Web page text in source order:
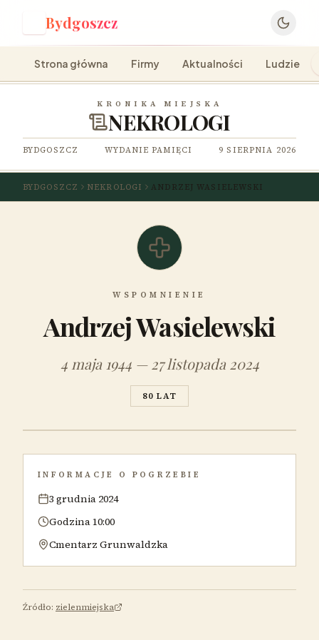
Bydgoszcz
Strona główna Firmy Aktualności Ludzie
KRONIKA MIEJSKA
NEKROLOGI
BYDGOSZCZ WYDANIE PAMIĘCI 9 SIERPNIA 2026
BYDGOSZCZ NEKROLOGI ANDRZEJ WASIELEWSKI
WSPOMNIENIE
Andrzej Wasielewski
4 maja 1944 — 27 listopada 2024
80 LAT
INFORMACJE O POGRZEBIE
3 grudnia 2024
Godzina 10:00
Cmentarz Grunwaldzka
Źródło: zielenmiejska